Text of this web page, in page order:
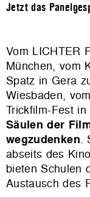
Jetzt das
Vom LICHTER
München, vom
Spatz in Gera
Wiesbaden,
Trickfilm-Fest
Säulen der
wegzudenken.
abseits des
bieten Schulen
Austausch des